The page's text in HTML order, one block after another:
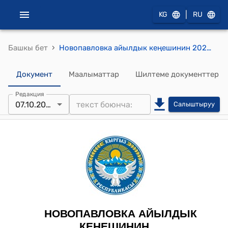
KG RU
Башкы бет › Новопавловка айылдык кеңешинин 2022-жылдын 7-октябры № 18/128 "Көчөлөрдүн атын коюу жөнүндө" токтому
Документ Маалыматтар Шилтеме документтер
Редакция
07.10.2022 Салыштыруу